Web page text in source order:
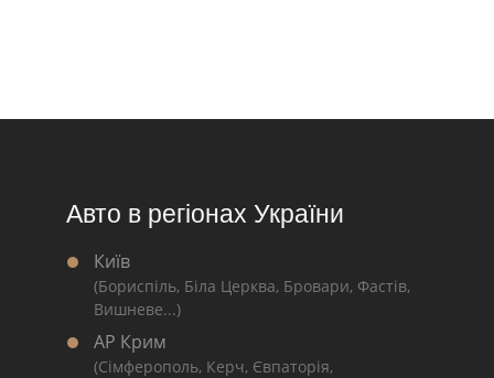
Авто в регіонах України
Київ
(Бориспіль, Біла Церква, Бровари, Фастів,
Вишневе...)
АР Крим
(Сімферополь, Керч, Євпаторія,